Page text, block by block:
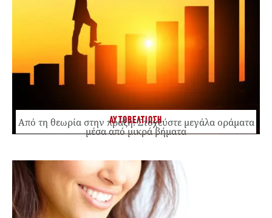
ΑΥΤΟΒΕΛΤΙΩΣΗ
Από τη θεωρία στην πράξη: Στοχεύστε μεγάλα οράματα
μέσα από μικρά βήματα